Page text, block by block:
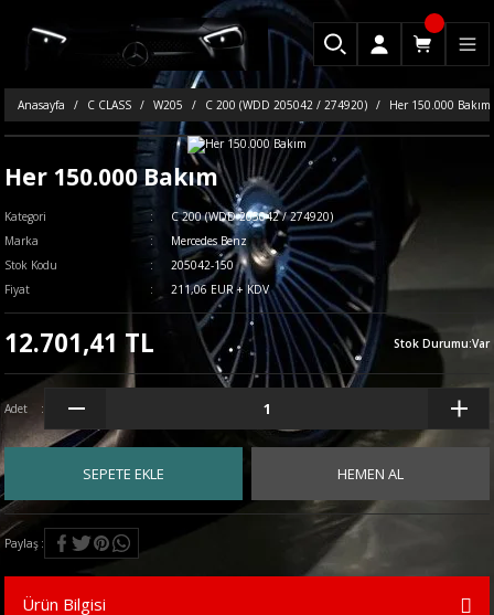
Anasayfa C CLASS W205 C 200 (WDD 205042 / 274920) Her 150.000 Bakım
Her 150.000 Bakım
Kategori
C 200 (WDD 205042 / 274920)
Marka
Mercedes Benz
Stok Kodu
205042-150
Fiyat
211,06 EUR + KDV
12.701,41 TL Stok Durumu:Var
Adet
SEPETE EKLE HEMEN AL
Paylaş
Ürün Bilgisi